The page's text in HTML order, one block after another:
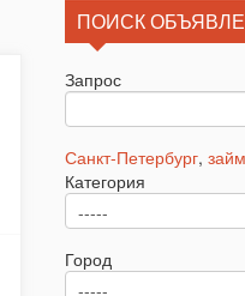
ПОИСК
Запрос
Санкт-Петербург,
Категория
Город